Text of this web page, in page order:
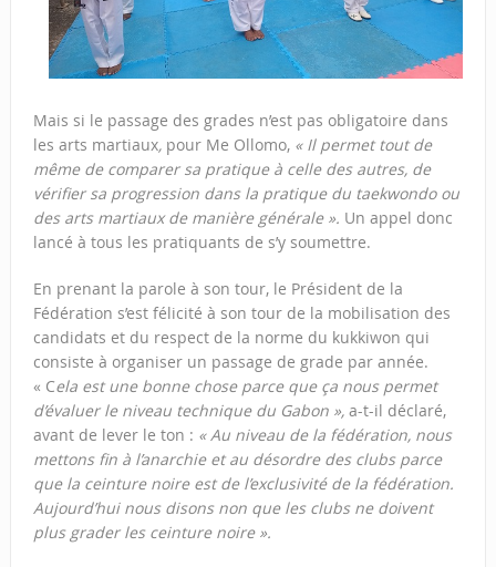
Mais si le passage des grades n’est pas obligatoire dans
les arts martiaux, pour Me Ollomo, « Il permet tout de
même de comparer sa pratique à celle des autres, de
vérifier sa progression dans la pratique du taekwondo ou
des arts martiaux de manière générale ». Un appel donc
lancé à tous les pratiquants de s’y soumettre.
En prenant la parole à son tour, le Président de la
Fédération s’est félicité à son tour de la mobilisation des
candidats et du respect de la norme du kukkiwon qui
consiste à organiser un passage de grade par année.
« Cela est une bonne chose parce que ça nous permet
d’évaluer le niveau technique du Gabon », a-t-il déclaré,
avant de lever le ton : « Au niveau de la fédération, nous
mettons fin à l’anarchie et au désordre des clubs parce
que la ceinture noire est de l’exclusivité de la fédération.
Aujourd’hui nous disons non que les clubs ne doivent
plus grader les ceinture noire ».